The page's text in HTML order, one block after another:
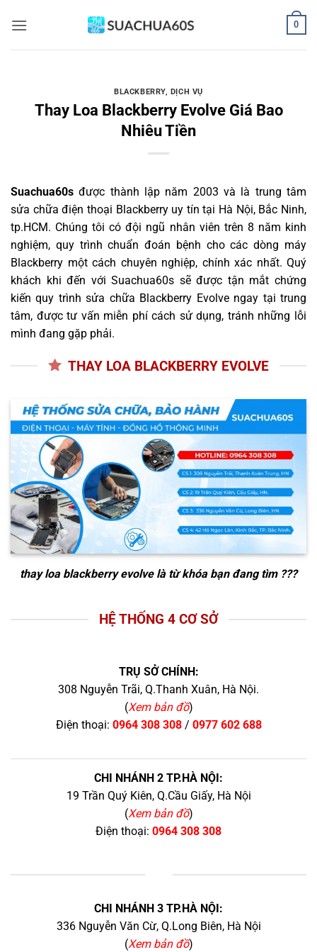
qua
0
BLACKBERRY, DỊCH VỤ
Thay Loa Blackberry Evolve Giá Bao
Nhiêu Tiền
Suachua60s được thành lập năm 2003 và là trung tâm
sửa chữa điện thoại Blackberry uy tín tại Hà Nội, Bắc Ninh,
tp.HCM. Chúng tôi có đội ngũ nhân viên trên 8 năm kinh
nghiệm, quy trình chuẩn đoán bệnh cho các dòng máy
Blackberry một cách chuyên nghiệp, chính xác nhất. Quý
khách khi đến với Suachua60s sẽ được tận mắt chứng
kiến quy trình sửa chữa Blackberry Evolve ngay tại trung
tâm, được tư vấn miễn phí cách sử dụng, tránh những lỗi
mình đang gặp phải.
THAY LOA BLACKBERRY EVOLVE
thay loa blackberry evolvelà từ khóa bạn đang tìm ???
HỆ THỐNG 4 CƠ SỞ
TRỤ SỞ CHÍNH:
308 Nguyễn Trãi, Q.Thanh Xuân, Hà Nội.
(Xem bản đồ)
Điện thoại: 0964 308 308/ 0977 602 688
CHI NHÁNH 2 TP.HÀ NỘI:
19 Trần Quý Kiên, Q.Cầu Giấy, Hà Nội
(Xem bản đồ)
Điện thoại: 0964 308 308
CHI NHÁNH 3 TP.HÀ NỘI:
336 Nguyễn Văn Cừ, Q.Long Biên, Hà Nội
(Xem bản đồ)